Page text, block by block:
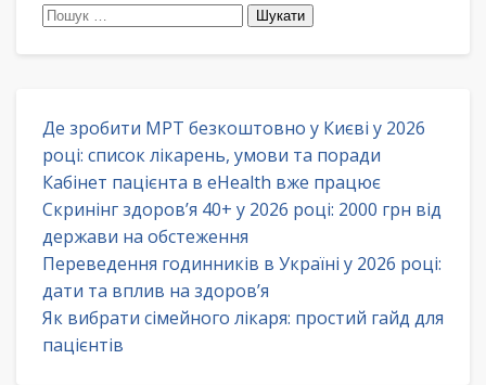
Пошук:
Де зробити МРТ безкоштовно у Києві у 2026
році: список лікарень, умови та поради
Кабінет пацієнта в eHealth вже працює
Скринінг здоров’я 40+ у 2026 році: 2000 грн від
держави на обстеження
Переведення годинників в Україні у 2026 році:
дати та вплив на здоров’я
Як вибрати сімейного лікаря: простий гайд для
пацієнтів